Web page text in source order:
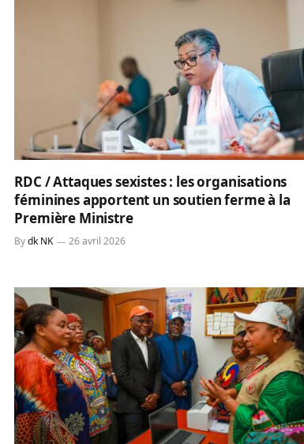
RDC / Attaques sexistes : les organisations
féminines apportent un soutien ferme à la
Première Ministre
By dk NK 26 avril 2026